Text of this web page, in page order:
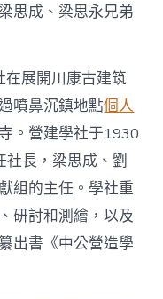
思成、梁思永兄弟
展開川康古建筑
噴鼻沉鎮地點個人
。營建學社于1930
長，梁思成、劉
組的主任。學社重
研討和測繪，以及
出書《中公營造學